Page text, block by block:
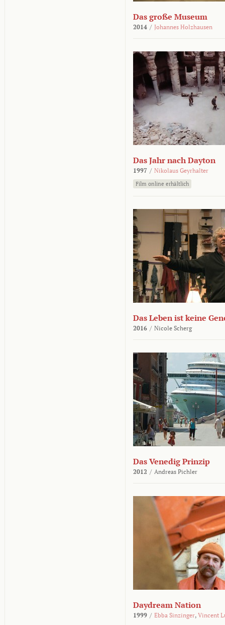
Das große Museum
2014 / Johannes Holzhausen
Das Jahr nach Dayton
1997 / Nikolaus Geyrhalter
Film online erhältlich
Das Leben ist keine
2016 / Nicole Scherg
Das Venedig Prinzip
2012 / Andreas Pichler
Daydream Nation
1999 / Ebba Sinzinger, Vincent